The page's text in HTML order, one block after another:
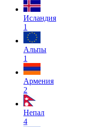
Исландия
1
Альпы
1
Армения
2
Непал
4